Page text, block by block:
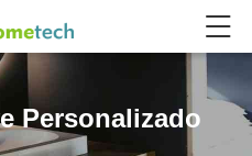
Personalizado